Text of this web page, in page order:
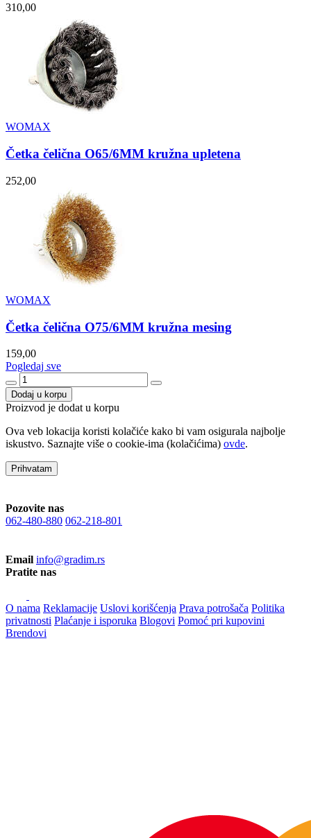
310,00
WOMAX
Četka čelična O65/6MM kružna upletena
252,00
WOMAX
Četka čelična O75/6MM kružna mesing
159,00
Pogledaj sve
Dodaj u korpu
Proizvod je dodat u korpu
Ova veb lokacija koristi kolačiće kako bi vam osigurala najbolje
iskustvo. Saznajte više o cookie-ima (kolačićima) ovde.
Prihvatam
Pozovite nas
062-480-880 062-218-801
Email info@gradim.rs
Pratite nas
O nama Reklamacije Uslovi korišćenja Prava potrošača Politika
privatnosti Plaćanje i isporuka Blogovi Pomoć pri kupovini
Brendovi